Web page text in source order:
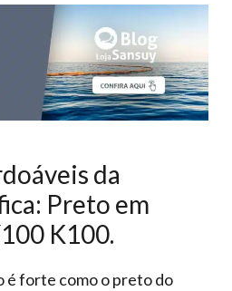
da
Preto em
K100.
é forte como o preto do